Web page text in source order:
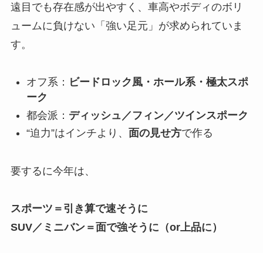
遠目でも存在感が出やすく、車高やボディのボリ
ュームに負けない「強い足元」が求められていま
す。
オフ系： ビードロック風・ホール系・極太スポ
ーク
都会派： ディッシュ／フィン／ツインスポーク
“迫力”はインチより、 面の見せ方で作る
要するに今年は、
スポーツ＝引き算で速そうに
SUV／ミニバン＝面で強そうに（or上品に）